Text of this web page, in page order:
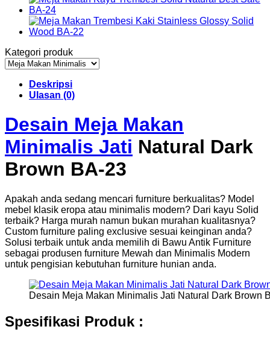
Kategori produk
Deskripsi
Ulasan (0)
Desain Meja Makan
Minimalis Jati Natural Dark
Brown BA-23
Apakah anda sedang mencari furniture berkualitas? Model
mebel klasik eropa atau minimalis modern? Dari kayu Solid
terbaik? Harga murah namun bukan murahan kualitasnya?
Custom furniture paling exclusive sesuai keinginan anda?
Solusi terbaik untuk anda memilih di Bawu Antik Furniture
sebagai produsen furniture Mewah dan Minimalis Modern
untuk pengisian kebutuhan furniture hunian anda.
Desain Meja Makan Minimalis Jati Natural Dark Brown
Spesifikasi Produk :